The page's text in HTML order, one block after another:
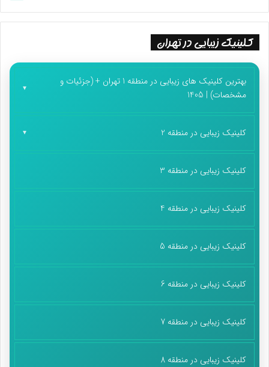
کلینیک زیبایی در تهران
بهترین کلینیک های زیبایی در منطقه 1 تهران + (جزئیات و
مشخصات) | 1405
کلینیک زیبایی در منطقه 2
کلینیک زیبایی در منطقه 3
کلینیک زیبایی در منطقه 4
کلینیک زیبایی در منطقه 5
کلینیک زیبایی در منطقه 6
کلینیک زیبایی در منطقه 7
کلینیک زیبایی در منطقه 8